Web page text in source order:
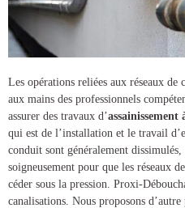
Les opérations reliées aux réseaux de
aux mains des professionnels
assurer des travaux d’assainissement
qui est de l’installation et le travail
conduit sont généralement
soigneusement pour que les réseaux
céder sous la pression. Proxi-
canalisations. Nous proposons